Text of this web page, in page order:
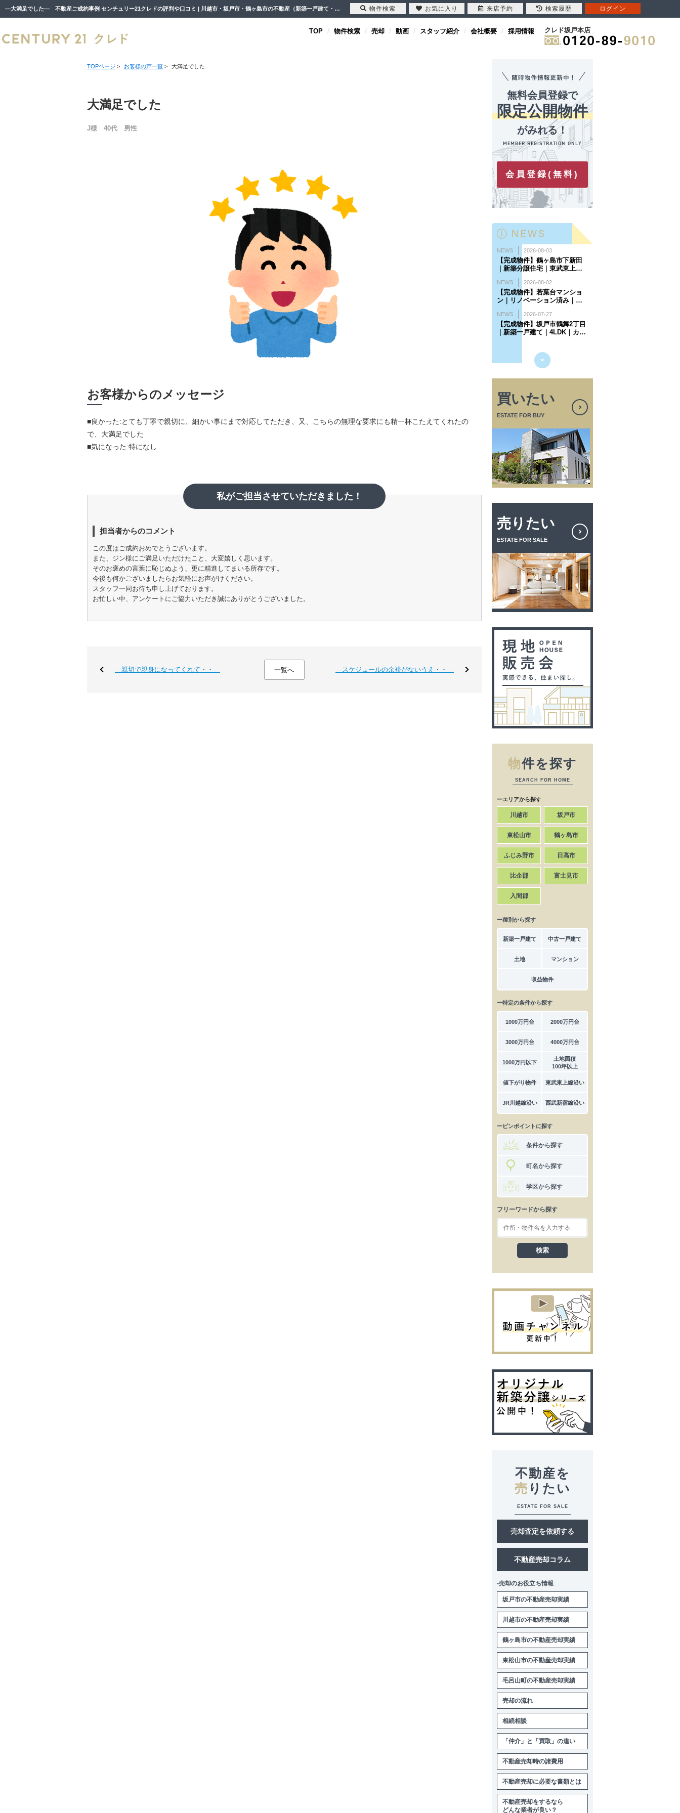
―大満足でした― 不動産ご成約事例 センチュリー21クレドの評判や口コミ | 川越市・坂戸市・鶴ヶ島市の不動産（新築一戸建て・中古戸建・土地・中古マンション）不動産売却はセンチュリー21クレド
TOP 物件検索 売却 動画 スタッフ紹介 会社概要 採用情報 クレド坂戸本店
TOPページ > お客様の声一覧 > 大満足でした
大満足でした
J様 40代 男性
お客様からのメッセージ
■良かった:とても丁寧で親切に、細かい事にまで対応してただき、又、こちらの無理な要求にも精一杯こたえてくれたの
で、大満足でした
■気になった:特になし
私がご担当させていただきました！
担当者からのコメント
この度はご成約おめでとうございます。
また、ジン様にご満足いただけたこと、大変嬉しく思います。
そのお褒めの言葉に恥じぬよう、更に精進してまいる所存です。
今後も何かございましたらお気軽にお声がけください。
スタッフ一同お待ち申し上げております。
お忙しい中、アンケートにご協力いただき誠にありがとうございました。
―親切で親身になってくれて・・― 一覧へ ―スケジュールの余裕がないうえ・・―
無料会員登録で
限定公開物件
がみれる！
会員登録(無料)
買いたい
ESTATE FOR BUY
売りたい
ESTATE FOR SALE
物件を探す
SEARCH FOR HOME
ーエリアから探す
川越市 坂戸市
東松山市 鶴ヶ島市
ふじみ野市 日高市
比企郡 富士見市
入間郡
ー種別から探す
新築一戸建て 中古一戸建て
土地 マンション
収益物件
ー特定の条件から探す
1000万円台 2000万円台
3000万円台 4000万円台
1000万円以下
土地面積
100坪以上
値下がり物件 東武東上線沿い
JR川越線沿い 西武新宿線沿い
ーピンポイントに探す
条件から探す
町名から探す
学区から探す
フリーワードから探す
不動産を
売 りたい
ESTATE FOR SALE
売却査定を依頼する
不動産売却コラム
-売却のお役立ち情報
坂戸市の不動産売却実績
川越市の不動産売却実績
鶴ヶ島市の不動産売却実績
東松山市の不動産売却実績
毛呂山町の不動産売却実績
売却の流れ
相続相談
「仲介」と「買取」の違い
不動産売却時の諸費用
不動産売却に必要な書類とは
不動産売却をするなら
どんな業者が良い？
物件検索 お気に入り 来店予約 検索履歴 ログイン